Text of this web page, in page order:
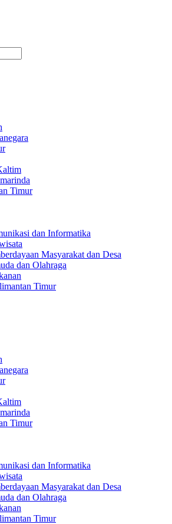
Timur
dan Informatika
Masyarakat dan Desa
dan Olahraga
Timur
Timur
dan Informatika
Masyarakat dan Desa
dan Olahraga
Timur